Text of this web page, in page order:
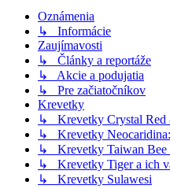
Oznámenia
↳ Informácie
Zaujímavosti
↳ Články a reportáže
↳ Akcie a podujatia
↳ Pre začiatočníkov
Krevetky
↳ Krevetky Crystal Red
↳ Krevetky
↳ Krevetky Taiwan Bee
↳ Krevetky Tiger a ich
↳ Krevetky Sulawesi